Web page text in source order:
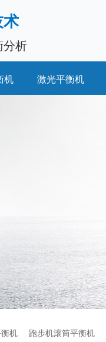
分析
机 激光平衡机
机 跑步机滚筒平衡机